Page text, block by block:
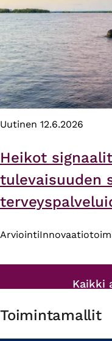
Uutinen 12.6.2026
Heikot
tulevaisuuden
Arviointi
Kaikki
Toimintamallit